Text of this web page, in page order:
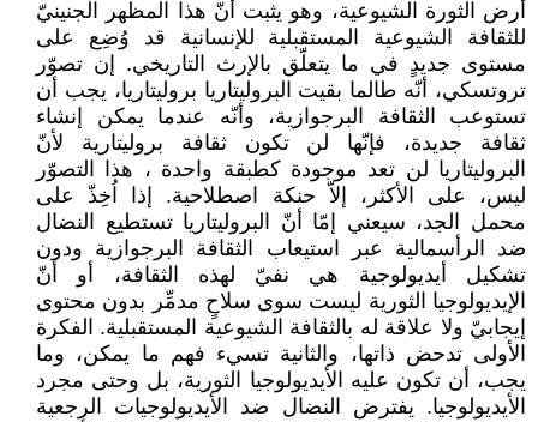
أرض الثورة ‏الشيوعية، وهو يثبت أنّ هذا المظهر الجنينيّ
للثقافة الشيوعية المستقبلية للإنسانية قد وُضِع على
مستوى ‏جديدٍ في ما يتعلّق بالإرث التاريخي. إن تصوّر
تروتسكي، أنّه طالما بقيت البروليتاريا بروليتاريا، يجب أن
‏تستوعب الثقافة البرجوازية، وأنّه عندما يمكن إنشاء
ثقافة جديدة، فإنّها لن تكون ثقافة بروليتارية لأنّ
‏البروليتاريا لن تعد موجودة كطبقة واحدة ، هذا التصوّر
ليس، على الأكثر، إلاّ حنكة اصطلاحية. إذا اُخِذّ ‏على
محمل الجد، سيعني إمّا أنّ البروليتاريا تستطيع النضال
ضد الرأسمالية عبر استيعاب الثقافة ‏البرجوازية ودون
تشكيل أيديولوجية هي نفيّ لهذه الثقافة، أو أنّ
الإيديولوجيا الثورية ليست سوى سلاحٍ ‏مدمِّر بدون محتوى
إيجابيّ ولا علاقة له بالثقافة الشيوعية المستقبلية. الفكرة
الأولى تدحض ذاتها، والثانية ‏تسيء فهم ما يمكن، وما
يجب، أن تكون عليه الأيديولوجيا الثورية، بل وحتى مجرد
الأيديولوجيا. يفترض ‏النضال ضد الأيديولوجيات الرجعية